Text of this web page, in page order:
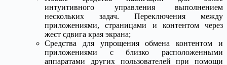
интуитивного управления выполнением
нескольких задач. Переключения между
приложениями, страницами и контентом через
жест сдвига края экрана;
Средства для упрощения обмена контентом и
приложениями с близко расположенными
аппаратами других пользователей при помощи